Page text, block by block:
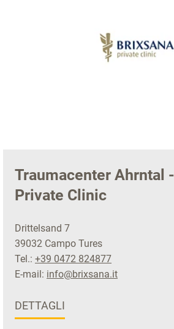
Traumacenter Ahrntal
Private Clinic
Drittelsand 7
39032 Campo Tures
Tel.: +39 0472 824877
E-mail: info@brixsana.it
DETTAGLI